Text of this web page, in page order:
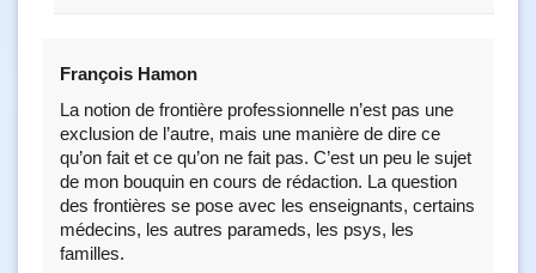
François Hamon
La notion de frontière professionnelle n’est pas une
exclusion de l’autre, mais une manière de dire ce
qu’on fait et ce qu’on ne fait pas. C’est un peu le sujet
de mon bouquin en cours de rédaction. La question
des frontières se pose avec les enseignants, certains
médecins, les autres parameds, les psys, les
familles.